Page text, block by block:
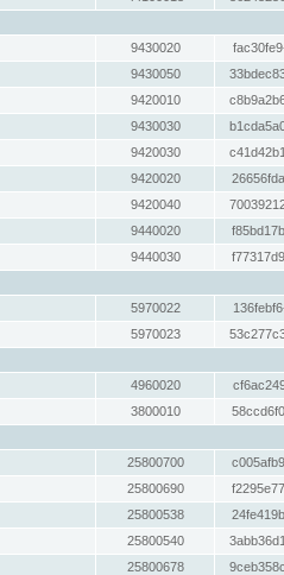
9430020
9430050
9420010
9430030
9420030
9420020
9420040
9440020
9440030
5970022
5970023
4960020
3800010
25800700
25800690
25800538
25800540
25800678